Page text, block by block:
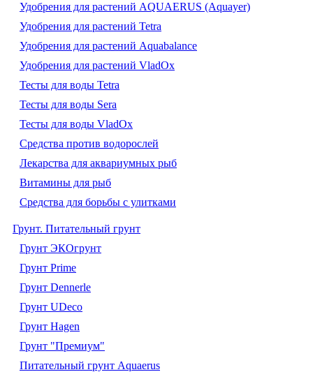
Удобрения для растений AQUAERUS (Aquayer)
Удобрения для растений Tetra
Удобрения для растений Aquabalance
Удобрения для растений VladOx
Тесты для воды Tetra
Тесты для воды Sera
Тесты для воды VladOx
Средства против водорослей
Лекарства для аквариумных рыб
Витамины для рыб
Средства для борьбы с улитками
Грунт. Питательный грунт
Грунт ЭКОгрунт
Грунт Prime
Грунт Dennerle
Грунт UDeco
Грунт Hagen
Грунт "Премиум"
Питательный грунт Aquaerus